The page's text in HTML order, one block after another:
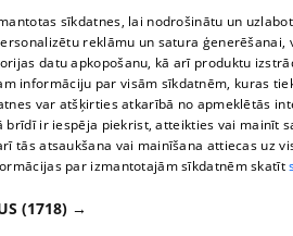
sīkdatnes, lai nodrošinātu un
reklāmu un satura ģenerēšanai,
datu apkopošanu, kā arī produktu
informāciju par visām sīkdatnēm, kuras
var atšķirties atkarībā no apmeklētās
brīdī ir iespēja piekrist, atteikties vai mainīt
tās atsaukšana vai mainīšana attiecas uz
par izmantotajām sīkdatnēm skatīt
(1718) →